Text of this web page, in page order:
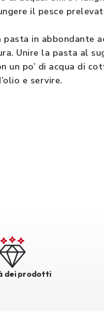
il pesce
in abbondante
Unire la pasta al
un po’ di acqua di
e servire.
dei prodotti